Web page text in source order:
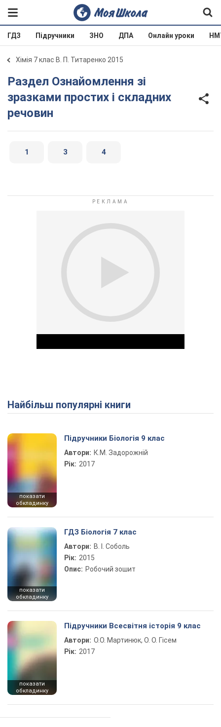
ГДЗ Підручники ЗНО ДПА Онлайн уроки
Хімія 7 клас В. П. Титаренко 2015
Раздел Ознайомлення зі
зразками простих і складних
речовин
1 3 4
Play Video
Найбільш популярні книги
показати
обкладинку
Підручники Біологія 9 клас
Автори: К.М. Задорожній
Рік: 2017
показати
обкладинку
ГДЗ Біологія 7 клас
Автори: В. І. Соболь
Рік: 2015
Опис: Робочий зошит
показати
обкладинку
Підручники Всесвітня історія 9 клас
Автори: О.О. Мартинюк, О. О. Гісем
Рік: 2017